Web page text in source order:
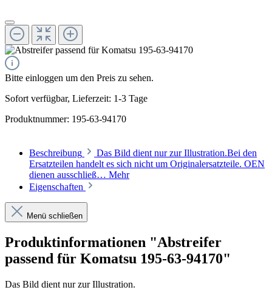
Bitte einloggen um den Preis zu sehen.
Sofort verfügbar, Lieferzeit: 1-3 Tage
Produktnummer: 195-63-94170
Beschreibung
Das Bild dient nur zur Illustration.Bei den
Ersatzteilen handelt es sich nicht um Originalersatzteile. OEN
dienen ausschließ… Mehr
Eigenschaften
Menü schließen
Produktinformationen "Abstreifer
passend für Komatsu 195-63-94170"
Das Bild dient nur zur Illustration.